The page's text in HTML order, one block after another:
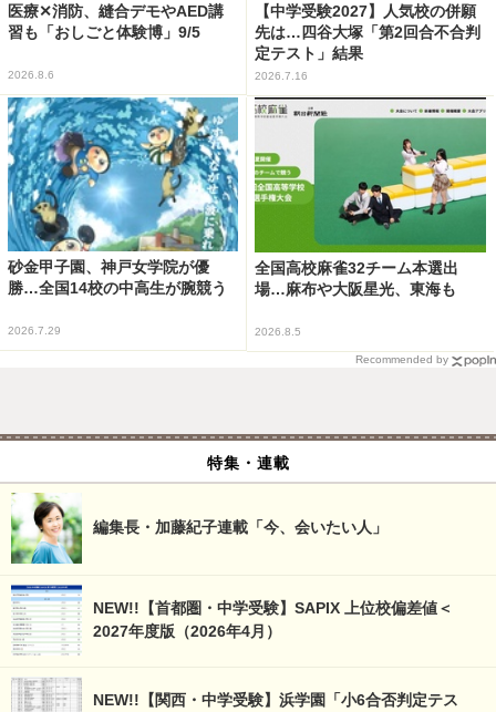
医療✕消防、縫合デモやAED講
習も「おしごと体験博」9/5
2026.8.6
【中学受験2027】人気校の併願
先は…四谷大塚「第2回合不合判
定テスト」結果
2026.7.16
砂金甲子園、神戸女学院が優
勝…全国14校の中高生が腕競う
2026.7.29
全国高校麻雀32チーム本選出
場…麻布や大阪星光、東海も
2026.8.5
Recommended by
特集・連載
編集長・加藤紀子連載「今、会いたい人」
NEW!!【首都圏・中学受験】SAPIX 上位校偏差値＜
2027年度版（2026年4月）
NEW!!【関西・中学受験】浜学園「小6合否判定テス